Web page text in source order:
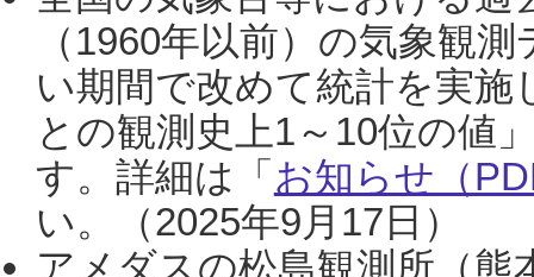
（1960年以前）の気象観
い期間で改めて統計を実
との観測史上1～10位の値
す。詳細は「 お知らせ（
い。（2025年9月17日）
アメダスの松島観測所（熊